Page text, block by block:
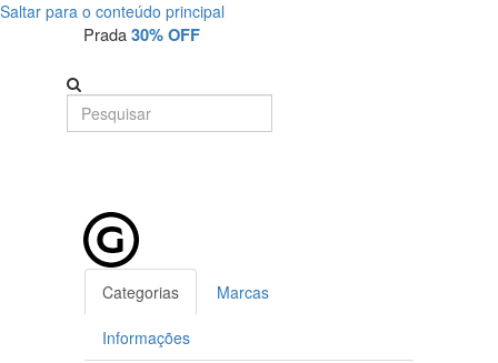
Saltar para o conteúdo principal
Prada30% OFF
Categorias Marcas
Informações